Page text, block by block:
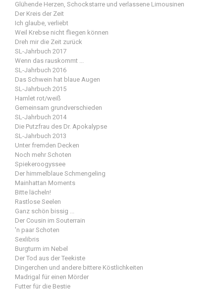
Glühende Herzen, Schockstarre und verlassene Limousinen
Der Kreis der Zeit
Ich glaube, verliebt
Weil Krebse nicht fliegen können
Dreh mir die Zeit zurück
SL-Jahrbuch 2017
Wenn das rauskommt ...
SL-Jahrbuch 2016
Das Schwein hat blaue Augen
SL-Jahrbuch 2015
Hamlet rot/weiß
Gemeinsam grundverschieden
SL-Jahrbuch 2014
Die Putzfrau des Dr. Apokalypse
SL-Jahrbuch 2013
Unter fremden Decken
Noch mehr Schoten
Spiekeroogyssee
Der himmelblaue Schmengeling
Mainhattan Moments
Bitte lächeln!
Rastlose Seelen
Ganz schön bissig ...
Der Cousin im Souterrain
'n paar Schoten
Sexlibris
Burgturm im Nebel
Der Tod aus der Teekiste
Dingerchen und andere bittere Köstlichkeiten
Madrigal für einen Mörder
Futter für die Bestie